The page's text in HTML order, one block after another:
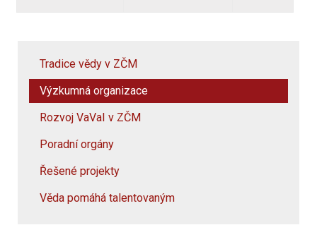
Tradice vědy v ZČM
Výzkumná organizace
Rozvoj VaVaI v ZČM
Poradní orgány
Řešené projekty
Věda pomáhá talentovaným